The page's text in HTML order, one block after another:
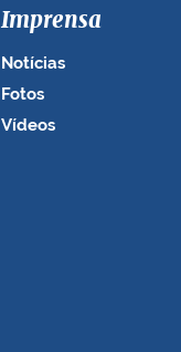
Imprensa
Notícias
Fotos
Vídeos